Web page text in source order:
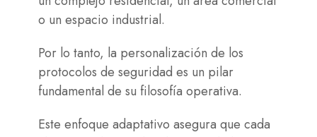
o un espacio industrial.
Por lo tanto, la personalización de los
protocolos de seguridad es un pilar
fundamental de su filosofía operativa.
Este enfoque adaptativo asegura que cada